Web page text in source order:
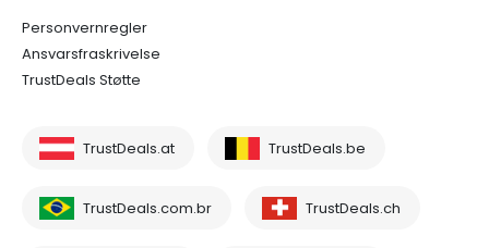
Personvernregler
Ansvarsfraskrivelse
TrustDeals Støtte
TrustDeals.at TrustDeals.be
TrustDeals.com.br TrustDeals.ch